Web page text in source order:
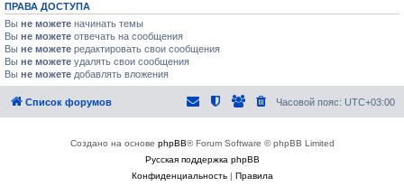
:
ПРАВА ДОСТУПА
Вы не можете начинать темы
Вы не можете отвечать на сообщения
Вы не можете редактировать свои сообщения
Вы не можете удалять свои сообщения
Вы не можете добавлять вложения
Список форумов Часовой пояс: UTC+03:00
Создано на основе phpBB® Forum Software © phpBB Limited
Русская поддержка phpBB
Конфиденциальность| Правила